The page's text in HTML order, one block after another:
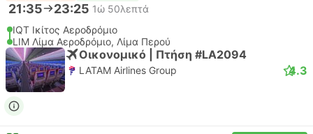
21:35 23:25 1ώ 50λεπτά
IQT Ικίτος Αεροδρόμιο
LIM Λίμα Αεροδρόμιο, Λίμα Περού
Οικονομικό | Πτήση #LA2094
LATAM Airlines Group 4.3